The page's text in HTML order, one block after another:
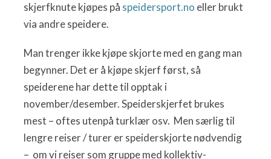
skjerfknute kjøpes på speidersport.no eller brukt
via andre speidere.
Man trenger ikke kjøpe skjorte med en gang man
begynner. Det er å kjøpe skjerf først, så
speiderene har dette til opptak i
november/desember. Speiderskjerfet brukes
mest – oftes utenpå turklær osv. Men særlig til
lengre reiser / turer er speiderskjorte nødvendig
– om vi reiser som gruppe med kollektiv-